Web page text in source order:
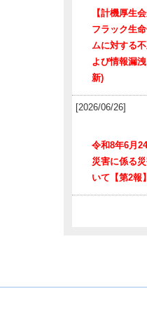
【計機厚生
フラック生
ムに対する
よび情報漏
新)
[2026/06/26]
令和8年6月
災害に係る
いて【第2報】